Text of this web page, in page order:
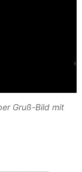
Gruß-Bild mit